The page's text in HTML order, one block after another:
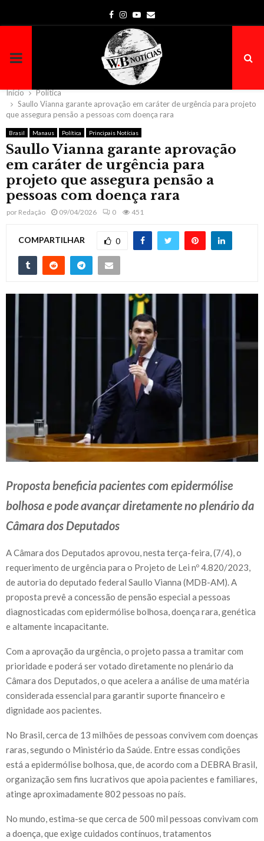
Facebook
Instagram
Youtube
Email
PRIMARY
MENU
Início
Política
Saullo Vianna garante aprovação em caráter de urgência para projeto
que assegura pensão a pessoas com doença rara
Brasil Manaus Política Principais Notícias
Saullo Vianna garante aprovação
em caráter de urgência para
projeto que assegura pensão a
pessoas com doença rara
por Redação 09/04/2026 0 451
COMPARTILHAR 0
Proposta beneficia pacientes com epidermólise
bolhosa e pode avançar diretamente no plenário da
Câmara dos Deputados
A Câmara dos Deputados aprovou, nesta terça-feira, (7/4), o
requerimento de urgência para o Projeto de Lei nº 4.820/2023,
de autoria do deputado federal Saullo Vianna (MDB-AM). A
proposta prevê a concessão de pensão especial a pessoas
diagnosticadas com epidermólise bolhosa, doença rara, genética
e altamente incapacitante.
Com a aprovação da urgência, o projeto passa a tramitar com
prioridade e poderá ser votado diretamente no plenário da
Câmara dos Deputados, o que acelera a análise de uma matéria
considerada essencial para garantir suporte financeiro e
dignidade aos pacientes.
No Brasil, cerca de 13 milhões de pessoas convivem com doenças
raras, segundo o Ministério da Saúde. Entre essas condições
está a epidermólise bolhosa, que, de acordo com a DEBRA Brasil,
organização sem fins lucrativos que apoia pacientes e familiares,
atinge aproximadamente 802 pessoas no país.
No mundo, estima-se que cerca de 500 mil pessoas convivam com
a doença, que exige cuidados contínuos, tratamentos